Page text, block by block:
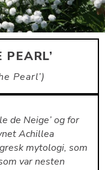
PEARL’
Pearl’
de Neige’ og for
Achillea
mytologi, som
var nesten